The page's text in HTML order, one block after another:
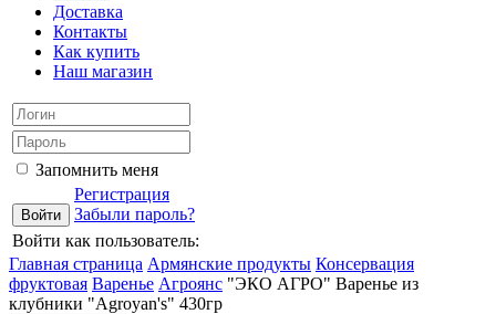
Доставка
Контакты
Как купить
Наш магазин
Запомнить меня
Регистрация
Забыли пароль?
Войти как пользователь:
Главная страница Армянские продукты Консервация
фруктовая Варенье Агроянс "ЭКО АГРО" Варенье из
клубники "Agroyan's" 430гр